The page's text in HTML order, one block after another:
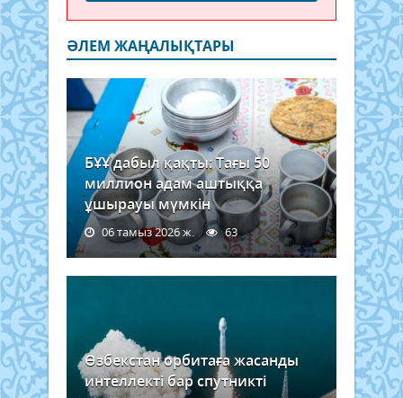
ӘЛЕМ ЖАҢАЛЫҚТАРЫ
БҰҰ дабыл қақты: Тағы 50
миллион адам аштыққа
ұшырауы мүмкін
06 тамыз 2026 ж. 63
Өзбекстан орбитаға жасанды
интеллекті бар спутникті